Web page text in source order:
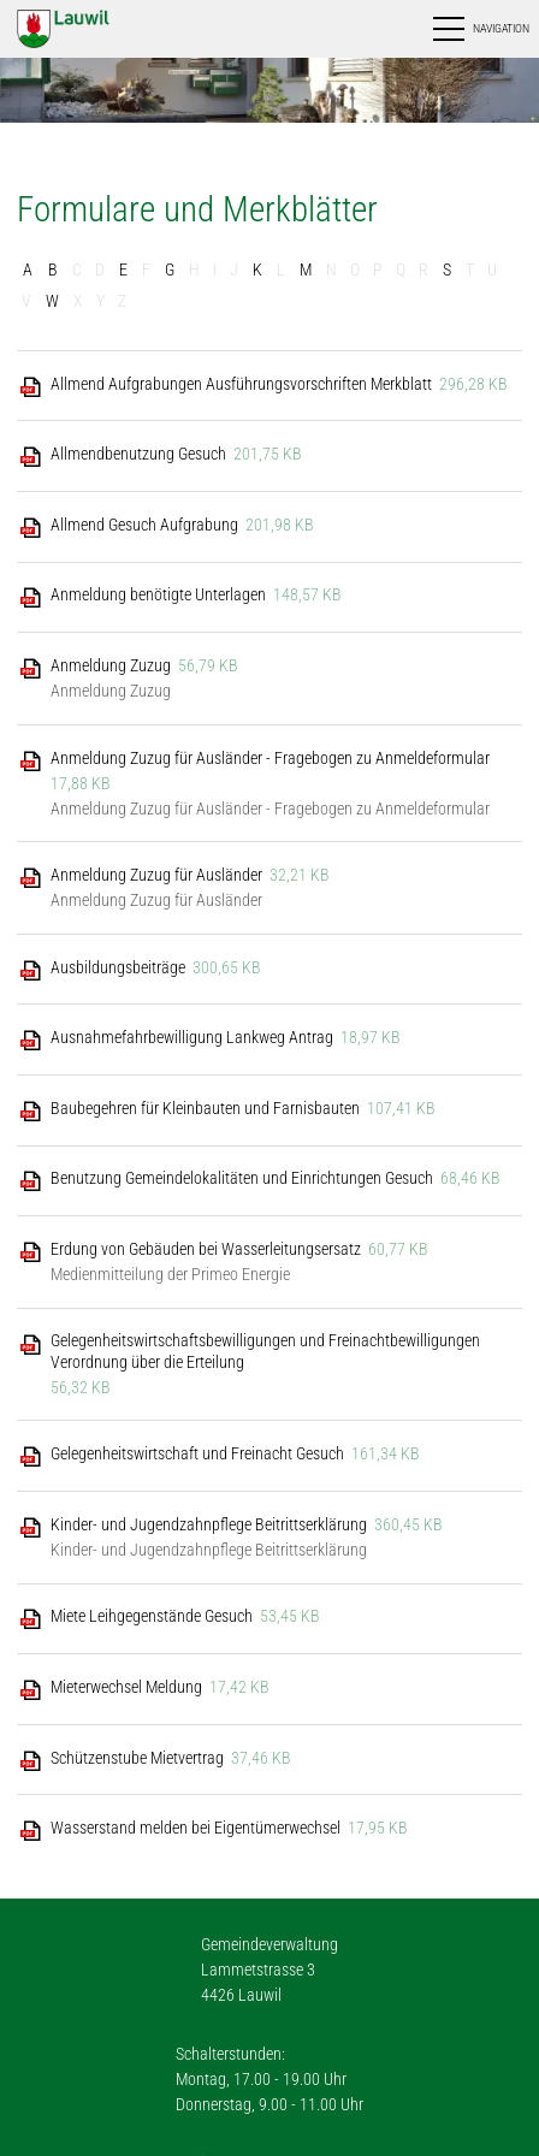
NAVIGATION
Formulare und Merkblätter
A B C D E F G H K L M N O P Q R S T
U
V
W X Y Z
Allmend Aufgrabungen Ausführungsvorschriften Merkblatt 296,28 KB
Allmendbenutzung Gesuch 201,75 KB
Allmend Gesuch Aufgrabung 201,98 KB
Anmeldung benötigte Unterlagen 148,57 KB
Anmeldung Zuzug 56,79 KB
Anmeldung Zuzug
Anmeldung Zuzug für Ausländer - Fragebogen zu Anmeldeformular
17,88 KB
Anmeldung Zuzug für Ausländer - Fragebogen zu Anmeldeformular
Anmeldung Zuzug für Ausländer 32,21 KB
Anmeldung Zuzug für Ausländer
Ausbildungsbeiträge 300,65 KB
Ausnahmefahrbewilligung Lankweg Antrag 18,97 KB
Baubegehren für Kleinbauten und Farnisbauten 107,41 KB
Benutzung Gemeindelokalitäten und Einrichtungen Gesuch 68,46 KB
Erdung von Gebäuden bei Wasserleitungsersatz 60,77 KB
Medienmitteilung der Primeo Energie
Gelegenheitswirtschaftsbewilligungen und Freinachtbewilligungen
Verordnung über die Erteilung
56,32 KB
Gelegenheitswirtschaft und Freinacht Gesuch 161,34 KB
Kinder- und Jugendzahnpflege Beitrittserklärung 360,45 KB
Kinder- und Jugendzahnpflege Beitrittserklärung
Miete Leihgegenstände Gesuch 53,45 KB
Mieterwechsel Meldung 17,42 KB
Schützenstube Mietvertrag 37,46 KB
Wasserstand melden bei Eigentümerwechsel 17,95 KB
Gemeindeverwaltung
Lammetstrasse 3
4426 Lauwil
Schalterstunden:
Montag, 17.00 - 19.00 Uhr
Donnerstag, 9.00 - 11.00 Uhr